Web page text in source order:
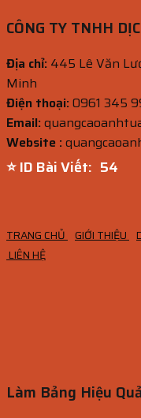
CÔNG TY TNHH
Địa chỉ: 445 Lê Văn
Minh
Điện thoại:0961 345
Email:
Website :
⭐ ID Bài Viết: 52
TRANG CHỦ GIỚI THIỆU
LIÊN HỆ
Làm Bảng Hiệu